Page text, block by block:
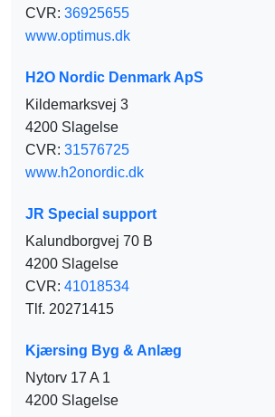
CVR: 36925655
www.optimus.dk
H2O Nordic Denmark ApS
Kildemarksvej 3
4200 Slagelse
CVR: 31576725
www.h2onordic.dk
JR Special support
Kalundborgvej 70 B
4200 Slagelse
CVR: 41018534
Tlf. 20271415
Kjærsing Byg & Anlæg
Nytorv 17 A 1
4200 Slagelse